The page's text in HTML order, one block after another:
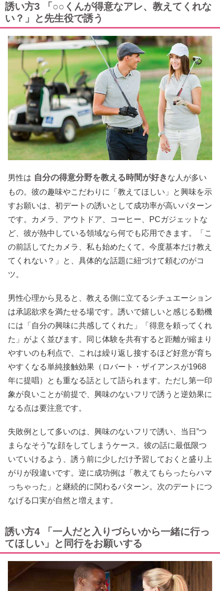
誘い方3 「○○くんが得意なアレ、教えてくれな
い？」と先生役で誘う
男性は 自分の得意分野を教える時間が好き な人が多い
もの。彼の趣味やこだわりに「教えてほしい」と興味を示
すお願いは、初デートの誘いとして成功率が高いパターン
です。カメラ、アウトドア、コーヒー、PCガジェットな
ど、彼が熱中している領域なら何でも応用できます。「こ
の前話してたカメラ、私も始めたくて。今度基本だけ教え
てくれない？」と、具体的な話題に紐づけて頼むのがコ
ツ。
男性心理から見ると、教える側に立てるシチュエーション
は承認欲求を満たせる場です。誘いで嬉しいと感じる動機
には「自分の興味に共感してくれた」「得意を頼ってくれ
た」がよく並びます。同じ体験を共有すると距離が縮まり
やすいのも利点で、これは繰り返し接するほど好意が育ち
やすくなる単純接触効果（ロバート・ザイアンスが1968
年に提唱）とも重なる話として語られます。ただし第一印
象が良いことが前提で、興味のないフリで誘うと逆効果に
なる点は要注意です。
失敗例として多いのは、興味のないフリで誘い、当日”つ
まらなそう”な顔をしてしまうケース。彼の話に最低限つ
いていけるよう、誘う前に少しだけ予習しておくと盛り上
がりが段違いです。逆に成功例は「教えてもらったらハマ
っちゃった」と継続的に関わるパターン。次のデートにつ
なげる口実が自然と増えます。
誘い方4 「一人だと入りづらいから一緒に行っ
てほしい」と同行をお願いする